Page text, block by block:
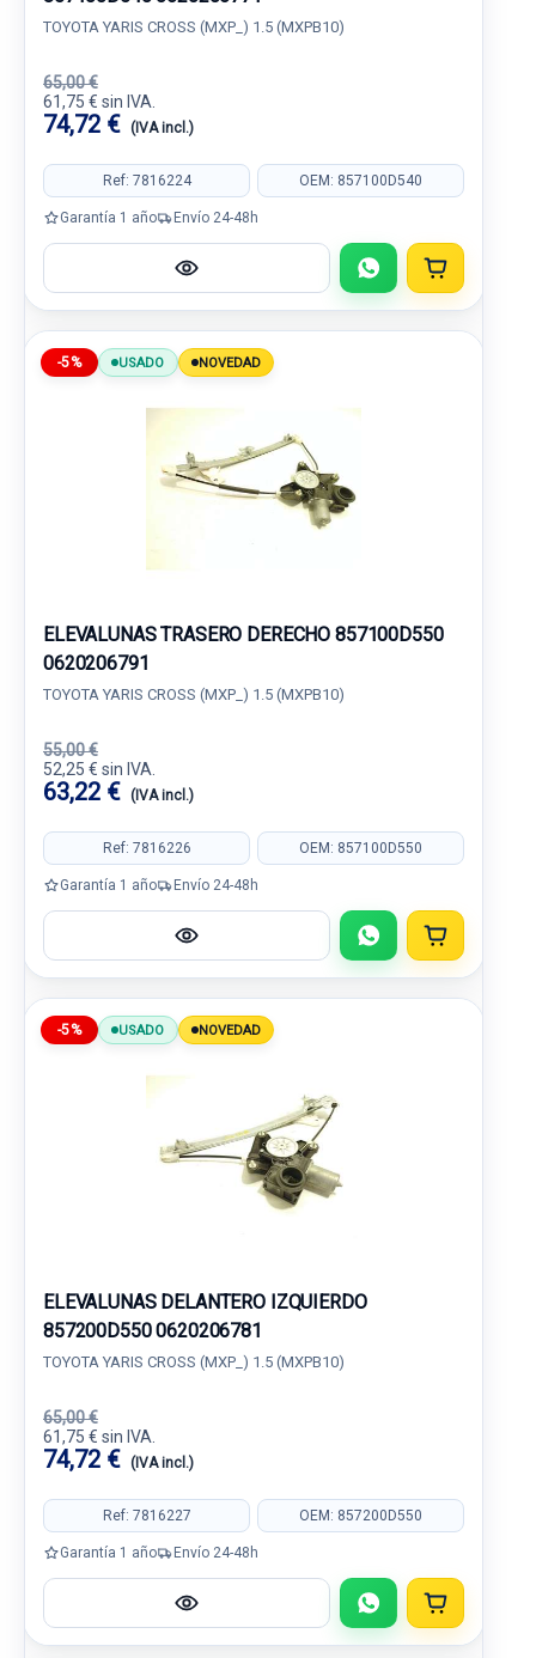
TOYOTA YARIS CROSS (MXP_) 1.5 (MXPB10)
65,00 €
61,75 € sin IVA.
74,72 € (IVA incl.)
Ref: 7816224 OEM: 857100D540
Garantía 1 año Envío 24-48h
-5% USADO NOVEDAD
ELEVALUNAS TRASERO DERECHO 857100D550
0620206791
TOYOTA YARIS CROSS (MXP_) 1.5 (MXPB10)
55,00 €
52,25 € sin IVA.
63,22 € (IVA incl.)
Ref: 7816226 OEM: 857100D550
Garantía 1 año Envío 24-48h
-5% USADO NOVEDAD
ELEVALUNAS DELANTERO IZQUIERDO
857200D550 0620206781
TOYOTA YARIS CROSS (MXP_) 1.5 (MXPB10)
65,00 €
61,75 € sin IVA.
74,72 € (IVA incl.)
Ref: 7816227 OEM: 857200D550
Garantía 1 año Envío 24-48h